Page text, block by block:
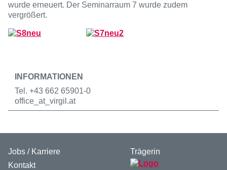
wurde erneuert. Der Seminarraum 7 wurde zudem
vergrößert.
INFORMATIONEN
Tel. +43 662 65901-0
office _at_virgil.at
Jobs / Karriere
Kontakt
Trägerin